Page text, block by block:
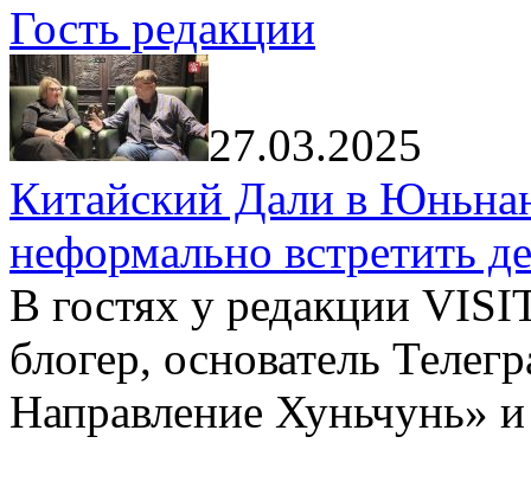
Гость редакции
27.03.2025
Китайский Дали в
неформально встретить
В гостях у редакции
блогер, основатель
Направление Хуньчунь»